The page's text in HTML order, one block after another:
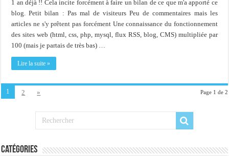
1 an déjà !! Cela incite forcément à faire un bilan de ce que m'a apporté ce
blog. Petit bilan : Pas mal de visiteurs Peu de commentaires mais les
articles ne s'y prêtent pas forcément Une connaissance du fonctionnement
des sites web (html, css, php, mysql, flux RSS, blog, CMS) multipliée par
100 (mais je partais de très bas) …
Lire la suite »
Page 1 de 2
1 2 »
Catégories